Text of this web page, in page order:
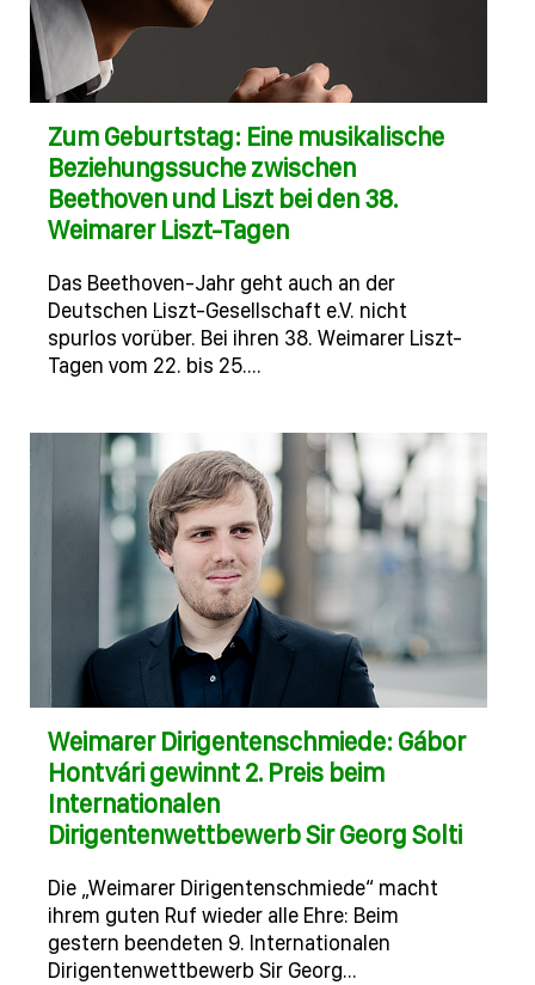
Zum Geburtstag: Eine musikalische
Beziehungssuche zwischen
Beethoven und Liszt bei den 38.
Weimarer Liszt-Tagen
Das Beethoven-Jahr geht auch an der
Deutschen Liszt-Gesellschaft e.V. nicht
spurlos vorüber. Bei ihren 38. Weimarer Liszt-
Tagen vom 22. bis 25.…
Weimarer Dirigentenschmiede: Gábor
Hontvári gewinnt 2. Preis beim
Internationalen
Dirigentenwettbewerb Sir Georg Solti
Die „Weimarer Dirigentenschmiede“ macht
ihrem guten Ruf wieder alle Ehre: Beim
gestern beendeten 9. Internationalen
Dirigentenwettbewerb Sir Georg…